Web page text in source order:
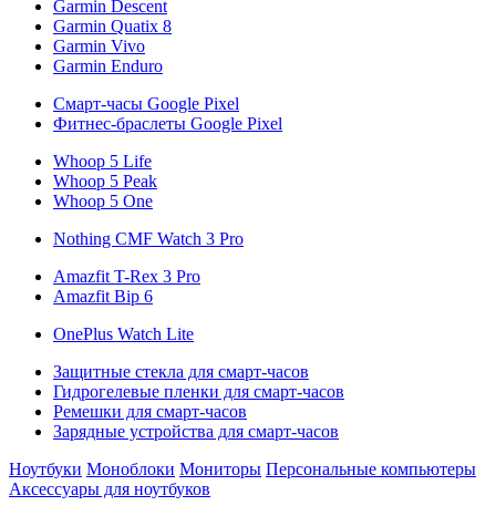
Garmin Descent
Garmin Quatix 8
Garmin Vivo
Garmin Enduro
Смарт-часы Google Pixel
Фитнес-браслеты Google Pixel
Whoop 5 Life
Whoop 5 Peak
Whoop 5 One
Nothing CMF Watch 3 Pro
Amazfit T-Rex 3 Pro
Amazfit Bip 6
OnePlus Watch Lite
Защитные стекла для смарт-часов
Гидрогелевые пленки для смарт-часов
Ремешки для смарт-часов
Зарядные устройства для смарт-часов
Ноутбуки Моноблоки Мониторы Персональные компьютеры
Аксессуары для ноутбуков